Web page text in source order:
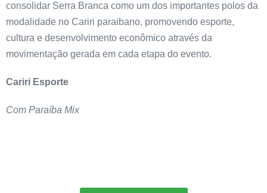
consolidar Serra Branca como um dos importantes polos da
modalidade no Cariri paraibano, promovendo esporte,
cultura e desenvolvimento econômico através da
movimentação gerada em cada etapa do evento.
Cariri Esporte
Com Paraíba Mix